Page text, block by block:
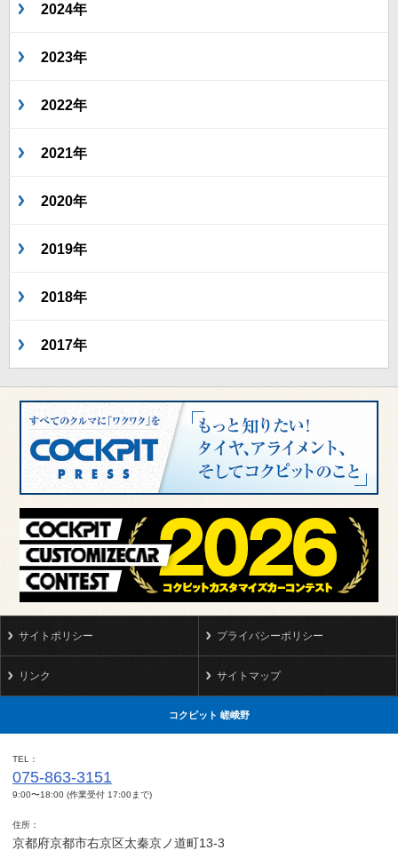
2024年
2023年
2022年
2021年
2020年
2019年
2018年
2017年
サイトポリシー プライバシーポリシー
リンク サイトマップ
コクピット 嵯峨野
TEL
075-863-3151
9:00〜18:00 (作業受付 17:00まで)
住所
京都府京都市右京区太秦京ノ道町13-3